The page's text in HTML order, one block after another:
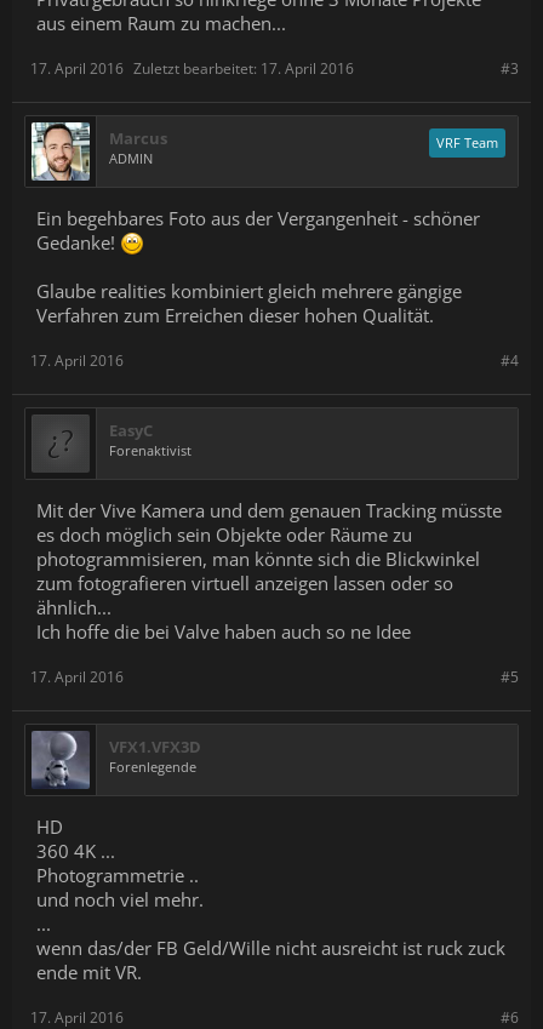
aus einem Raum zu machen...
#3
17. April 2016 Zuletzt bearbeitet: 17. April 2016
Marcus
ADMIN
VRF Team
Ein begehbares Foto aus der Vergangenheit - schöner
Gedanke!
Glaube realities kombiniert gleich mehrere gängige
Verfahren zum Erreichen dieser hohen Qualität.
#4
17. April 2016
EasyC
Forenaktivist
Mit der Vive Kamera und dem genauen Tracking müsste
es doch möglich sein Objekte oder Räume zu
photogrammisieren, man könnte sich die Blickwinkel
zum fotografieren virtuell anzeigen lassen oder so
ähnlich...
Ich hoffe die bei Valve haben auch so ne Idee
#5
17. April 2016
VFX1.VFX3D
Forenlegende
HD
360 4K ...
Photogrammetrie ..
und noch viel mehr.
...
wenn das/der FB Geld/Wille nicht ausreicht ist ruck zuck
ende mit VR.
#6
17. April 2016